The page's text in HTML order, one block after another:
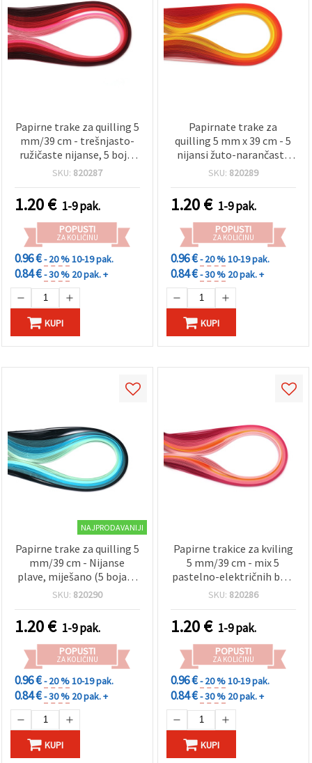
Papirne trake za quilling 5
mm/39 cm - trešnjasto-
ružičaste nijanse, 5 boja,
100 kom
SKU: 820287
1.20€ 1-9 pak.
POPUSTI
ZA KOLIČINU
0.96 €- 20 %10-19 pak.
0.84 €- 30 % 20 pak. +
KUPI
Papirnate trake za
quilling 5 mm x 39 cm - 5
nijansi žuto-narančaste
palete - 100 kom.
SKU: 820289
1.20€ 1-9 pak.
POPUSTI
ZA KOLIČINU
0.96 €- 20 %10-19 pak.
0.84 €- 30 % 20 pak. +
KUPI
NAJPRODAVANIJI
Papirne trake za quilling 5
mm/39 cm - Nijanse
plave, miješano (5 boja) -
100 kom.
SKU: 820290
1.20€ 1-9 pak.
POPUSTI
ZA KOLIČINU
0.96 €- 20 %10-19 pak.
0.84 €- 30 % 20 pak. +
KUPI
Papirne trakice za kviling
5 mm/39 cm - mix 5
pastelno-električnih boja
- 100 kom
SKU: 820286
1.20€ 1-9 pak.
POPUSTI
ZA KOLIČINU
0.96 €- 20 %10-19 pak.
0.84 €- 30 % 20 pak. +
KUPI